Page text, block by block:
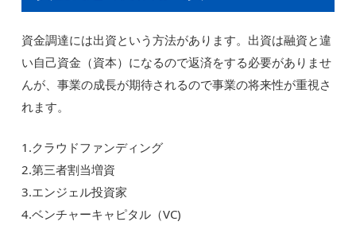
資金調達には出資という方法があります。出資は融資と違
い自己資金（資本）になるので返済をする必要がありませ
んが、事業の成長が期待されるので事業の将来性が重視さ
れます。
1.クラウドファンディング
2.第三者割当増資
3.エンジェル投資家
4.ベンチャーキャピタル（VC)